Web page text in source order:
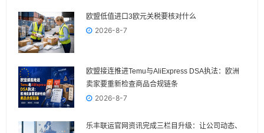
欧盟低值进口3欧元关税要核对什么
2026-8-7
欧盟接连推进Temu与AliExpress DSA执法：欧洲
卖家要重新检查商品合规链条
2026-8-7
乐丰联运官网资讯完成三栏目升级：让公司动态、